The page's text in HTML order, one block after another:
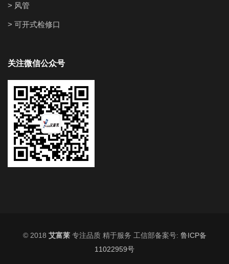
> 风管
> 可开式检修口
关注微信公众号
© 2018 艾富莱专注品质 精于服务 工信部备案号: 鲁ICP备
11022959号